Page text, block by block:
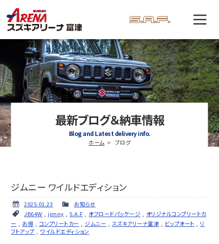
最新ブログ＆納車情報
Blog and Latest delivery info.
ホーム ブログ
ジムニー ワイルドエディション
2025.01.23
お知らせ
JB64W ,jimny ,S.A.F オフロードパッケージ
オリジナルコンプリートカ
ー
お得 コンプリートカー ジムニー スズキアリーナ富津 ビップオート
リ
フトアップ
ワイルドエディション